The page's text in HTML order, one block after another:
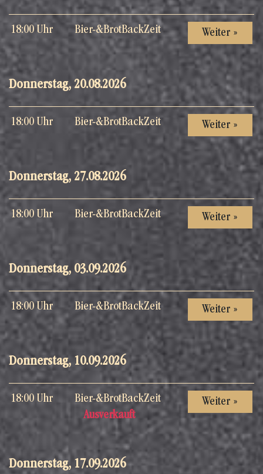
18:00 Uhr Bier-&BrotBackZeit Weiter »
Donnerstag, 20.08.2026
18:00 Uhr Bier-&BrotBackZeit Weiter »
Donnerstag, 27.08.2026
18:00 Uhr Bier-&BrotBackZeit Weiter »
Donnerstag, 03.09.2026
18:00 Uhr Bier-&BrotBackZeit Weiter »
Donnerstag, 10.09.2026
18:00 Uhr
Bier-&BrotBackZeit
Ausverkauft
Weiter »
Donnerstag, 17.09.2026